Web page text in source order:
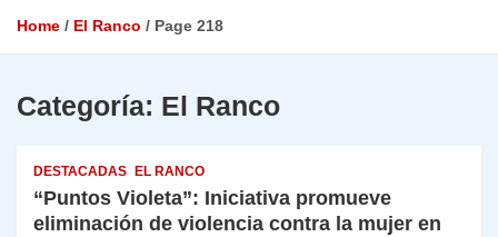
Home El Ranco Page 218
Categoría: El Ranco
DESTACADAS EL RANCO
“Puntos Violeta”: Iniciativa promueve
eliminación de violencia contra la mujer en